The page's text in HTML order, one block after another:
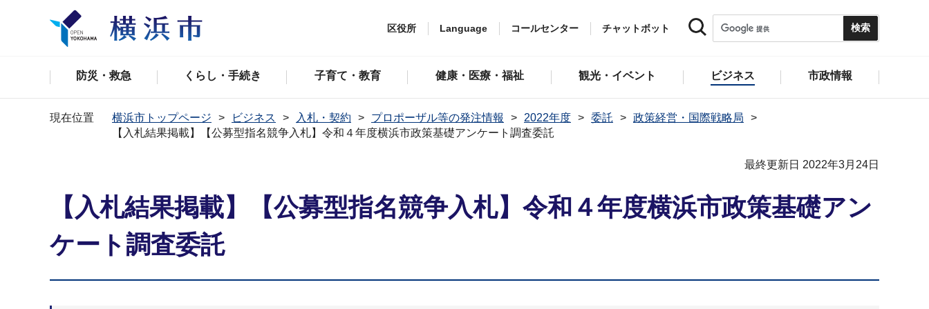
区役所 Language コールセンター チャットボット
防災・救急 くらし・手続き 子育て・教育 健康・医療・福祉 観光・イベント ビジネス 市政情報
現在位置 横浜市トップページ ビジネス 入札・契約 プロポーザル等の発注情報 2022年度 委託
政策経営・国際戦略局
【入札結果掲載】【公募型指名競争入札】令和４年度横浜市政策基礎アンケート調査委託
最終更新日 2022年3月24日
【入札結果掲載】【公募型指名競争入札】令和４年度横浜市政策基礎アン
ケート調査委託